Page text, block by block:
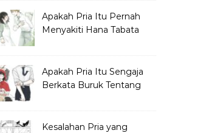
Apakah Pria Itu Pernah
Menyakiti Hana Tabata
Apakah Pria Itu Sengaja
Berkata Buruk Tentang
Kesalahan Pria yang